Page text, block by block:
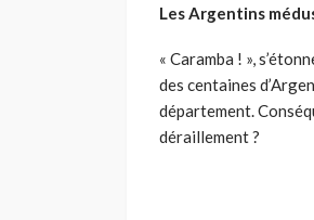
Les Argentins
« Caramba ! »,
des centaines
département.
déraillement ?